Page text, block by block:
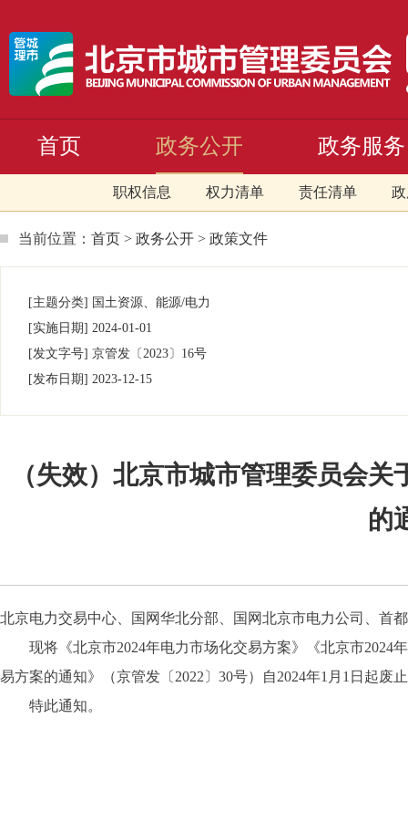
首页 政务公开
职权信息 权力清单 责任清单
政务服务
当前位置： 首页 > 政务公开 > 政策文件
[主题分类] 国土资源、能源/电力
[实施日期] 2024-01-01
[发文字号] 京管发 〔2023〕 16号
[发布日期] 2023-12-15
（失效）北京市城市管理委员会
的
北京电力交易中心、国网华北分部、国网北京市电力公司、首
现将《北京市2024年电力市场化交易方案》《北京市2024
易方案的通知》（京管发〔2022〕30号）自2024年1月1日起废
特此通知。